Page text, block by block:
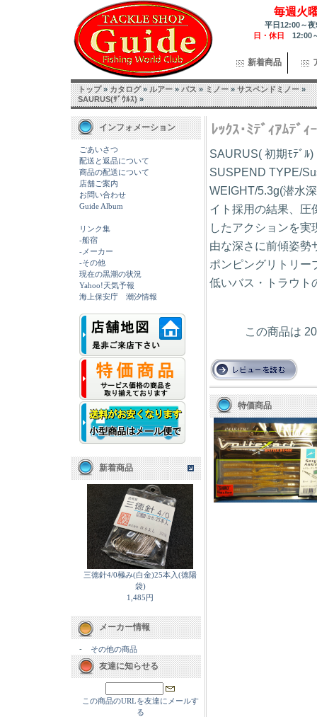
毎週火
平日12:00～
日・休日 12:00
新着商品
トップ»カタログ»ルアー»バス»ミノー»サスペンドミノー»
SAURUS(ｻﾞｳﾙｽ)»
インフォメーション
ごあいさつ
配送と返品について
商品の配送について
店舗ご案内
お問い合わせ
Guide Album
リンク集
-船宿
-メーカー
-その他
現在の黒潮の状況
Yahoo!天気予報
海上保安庁 潮汐情報
新着商品
三徳針4/0極み(白金)25本入(徳陽
袋)
1,485円
メーカー情報
- その他の商品
友達に知らせる
この商品のURLを友達にメールす
る
ﾚｯｸｽ･ﾐﾃﾞｨｱﾑﾃﾞ
SAURUS( 初期ﾓﾃﾞﾙ
SUSPEND TYPE/
WEIGHT/5.3g(潜水
イト採用の結果、圧
したアクションを実
由な深さに前傾姿勢
ポンピングリトリー
低いバス・トラウト
この商品は
特価商品